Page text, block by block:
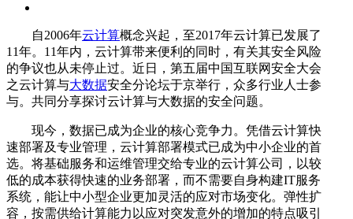
自2006年云计算概念兴起，至2017年云计算已发展了
11年。11年内，云计算带来便利的同时，有关其安全风险
的争议也从未停止过。近日，第五届中国互联网安全大会
之云计算与大数据安全分论坛于京举行，众多行业人士参
与。共同分享探讨云计算与大数据的安全问题。
现今，数据已成为企业的核心竞争力。凭借云计算快
速部署及专业管理，云计算部署模式已成为中小企业的首
选。将基础服务和运维管理交给专业的云计算公司，以较
低的成本获得快速的业务部署，而不需要自身构建IT服务
系统，能让中小型企业更加灵活的应对市场变化。弹性扩
容，按需供给计算能力以应对突发意外的增加的特点吸引